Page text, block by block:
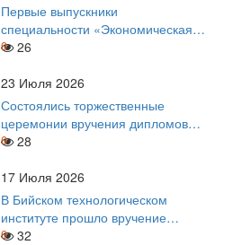
Первые выпускники
специальности «Экономическая
безопасность»
0 26
23 Июля 2026
Состоялись торжественные
церемонии вручения дипломов
выпускникам БТИ
0 28
17 Июля 2026
В Бийском технологическом
институте прошло вручение
дипломов
0 32